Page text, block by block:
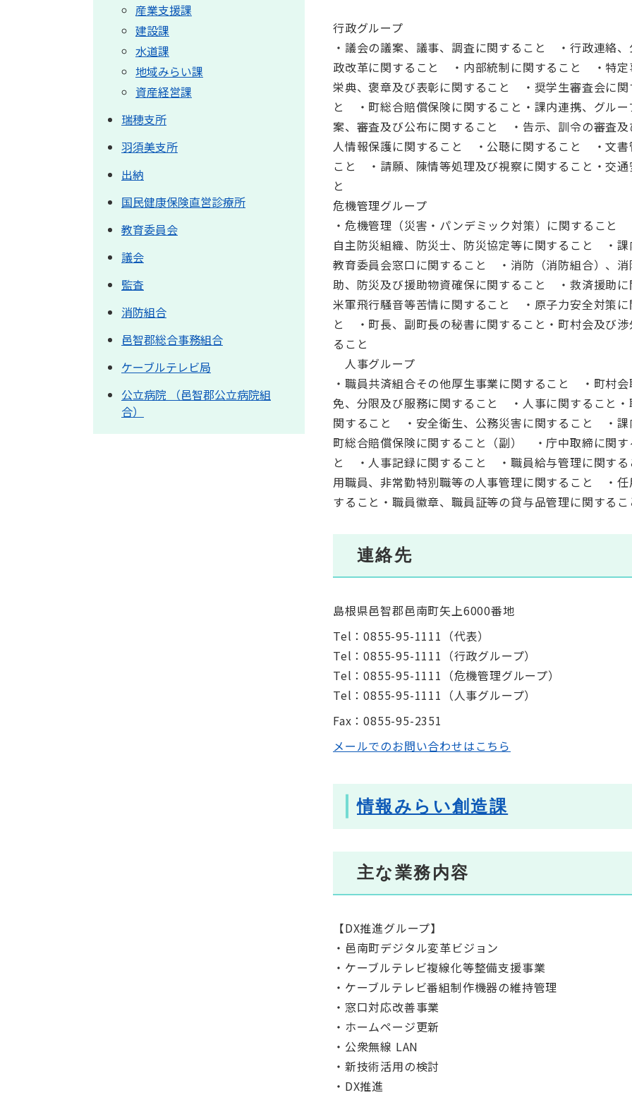
行政グループ
・議会の議案、議事、調査に関すること ・行政連絡
政改革に関すること ・内部統制に関すること ・特
栄典、褒章及び表彰に関すること ・奨学生審査会に
と ・町総合賠償保険に関すること・課内連携、グル
案、審査及び公布に関すること ・告示、訓令の審査
人情報保護に関すること ・公聴に関すること ・文書
こと ・請願、陳情等処理及び視察に関すること・交
と
危機管理グループ
・危機管理（災害・パンデミック対策）に関するこ
自主防災組織、防災士、防災協定等に関すること ・
教育委員会窓口に関すること ・消防（消防組合）、
助、防災及び援助物資確保に関すること ・救済援助
米軍飛行騒音等苦情に関すること ・原子力安全対策
と ・町長、副町長の秘書に関すること・町村会及び
ること
人事グループ
・職員共済組合その他厚生事業に関すること ・町村
免、分限及び服務に関すること ・人事に関すること
関すること ・安全衛生、公務災害に関すること ・
町総合賠償保険に関すること（副） ・庁中取締に関
と ・人事記録に関すること ・職員給与管理に関す
用職員、非常勤特別職等の人事管理に関すること ・
すること・職員徽章、職員証等の貸与品管理に関する
連絡先
島根県邑智郡邑南町矢上6000番地
Tel：0855-95-1111 （代表）
Tel：0855-95-1111 （行政グループ）
Tel：0855-95-1111 （危機管理グループ）
Tel：0855-95-1111 （人事グループ）
Fax：0855-95-2351
メールでのお問い合わせはこちら
情報みらい創造課
主な業務内容
【DX推進グループ】
・邑南町デジタル変革ビジョン
・ケーブルテレビ複線化等整備支援事業
・ケーブルテレビ番組制作機器の維持管理
・窓口対応改善事業
・ホームページ更新
・公衆無線 LAN
・新技術活用の検討
・DX推進
産業支援課
建設課
水道課
地域みらい課
資産経営課
瑞穂支所
羽須美支所
出納
国民健康保険直営診療所
教育委員会
議会
監査
消防組合
邑智郡総合事務組合
ケーブルテレビ局
公立病院 （邑智郡公立病院組
合）